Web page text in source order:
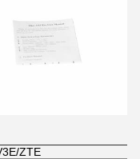
ZTE